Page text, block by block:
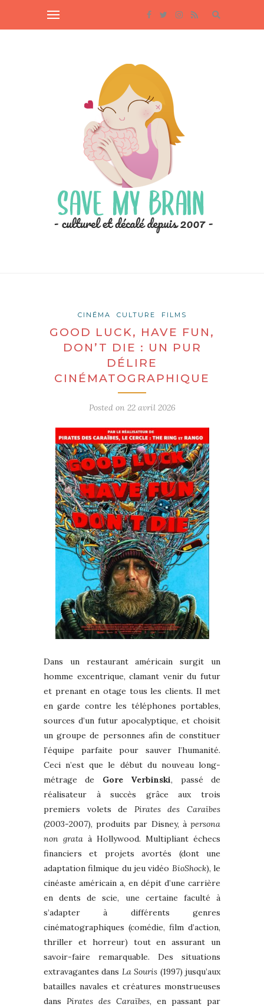
CINÉMA CULTURE FILMS
GOOD LUCK, HAVE FUN,
DON’T DIE : UN PUR
DÉLIRE
CINÉMATOGRAPHIQUE
Posted on 22 avril 2026
Dans un restaurant américain surgit un
homme excentrique, clamant venir du futur
et prenant en otage tous les clients. Il met
en garde contre les téléphones portables,
sources d’un futur apocalyptique, et choisit
un groupe de personnes afin de constituer
l’équipe parfaite pour sauver l’humanité.
Ceci n’est que le début du nouveau long-
métrage de Gore Verbinski, passé de
réalisateur à succès grâce aux trois
premiers volets de Pirates des Caraïbes
(2003-2007), produits par Disney, à persona
non grata à Hollywood. Multipliant échecs
financiers et projets avortés (dont une
adaptation filmique du jeu vidéo BioShock), le
cinéaste américain a, en dépit d’une carrière
en dents de scie, une certaine faculté à
s’adapter à différents genres
cinématographiques (comédie, film d’action,
thriller et horreur) tout en assurant un
savoir-faire remarquable. Des situations
extravagantes dans La Souris (1997) jusqu’aux
batailles navales et créatures monstrueuses
dans Pirates des Caraïbes, en passant par